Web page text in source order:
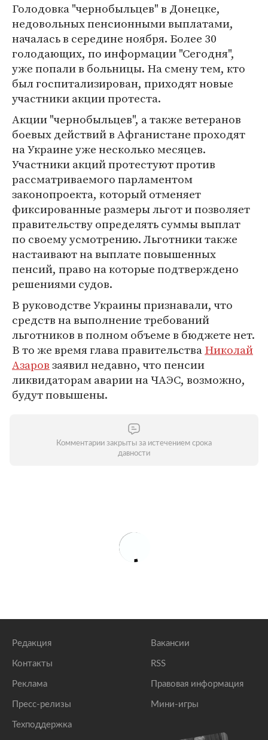
Голодовка "чернобыльцев" в Донецке,
недовольных пенсионными выплатами,
началась в середине ноября. Более 30
голодающих, по информации "Сегодня",
уже попали в больницы. На смену тем, кто
был госпитализирован, приходят новые
участники акции протеста.
Акции "чернобыльцев", а также ветеранов
боевых действий в Афганистане проходят
на Украине уже несколько месяцев.
Участники акций протестуют против
рассматриваемого парламентом
законопроекта, который отменяет
фиксированные размеры льгот и позволяет
правительству определять суммы выплат
по своему усмотрению. Льготники также
настаивают на выплате повышенных
пенсий, право на которые подтверждено
решениями судов.
В руководстве Украины признавали, что
средств на выполнение требований
льготников в полном объеме в бюджете нет.
В то же время глава правительстваНиколай
Азаровзаявил недавно, что пенсии
ликвидаторам аварии на ЧАЭС, возможно,
будут повышены.
Комментарии закрыты за истечением срока
давности
Редакция
Контакты
Реклама
Пресс-релизы
Техподдержка
Вакансии
RSS
Правовая информация
Мини-игры